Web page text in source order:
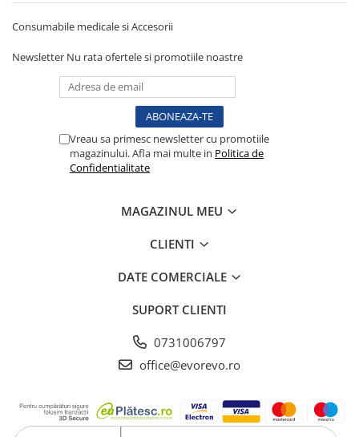
Diapazon
Set ORL/Oftalmo
Lampi cu infrarosu
Colposcoape
Osteodensitometre
Stetoscoape
Perne si paturi electrice
Perne ortopedice
Consumabile medicale si Accesorii
Newsletter Nu rata ofertele si promotiile noastre
Vreau sa primesc newsletter cu promotiile
magazinului. Afla mai multe in Politica de
Confidentialitate
MAGAZINUL MEU
CLIENTI
DATE COMERCIALE
SUPORT CLIENTI
0731006797
office@evorevo.ro